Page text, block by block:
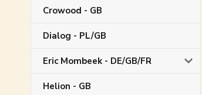
Crowood - GB
Dialog - PL/GB
Eric Mombeek - DE/GB/FR
Helion - GB